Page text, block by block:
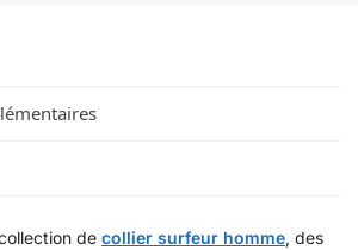
de collier surfeur homme, des